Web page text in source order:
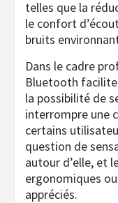
telles que la
le confort
bruits
Dans le cadre
Bluetooth
la possibilité de
interrompre une
certains
question de
autour d’elle, et
ergonomiques
appréciés.